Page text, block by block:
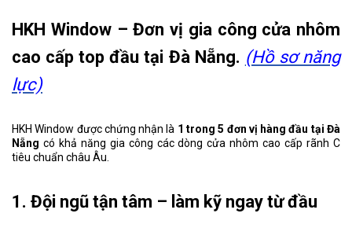
HKH Window– Đơn vị gia công cửa nhôm
cao cấp top đầu tại Đà Nẵng. (Hồ sơ năng
lực)
HKH Window được chứng nhận là 1 trong 5 đơn vị hàng đầu tại Đà
Nẵng có khả năng gia công các dòng cửa nhôm cao cấp rãnh C
tiêu chuẩn châu Âu.
1. Đội ngũ tận tâm – làm kỹ ngay từ đầu